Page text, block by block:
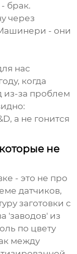
брак.
через
- они
нас
когда
из-за проблем
а не гонится
не
- это не про
датчиков,
заготовки с
'заводов' из
по цвету
между